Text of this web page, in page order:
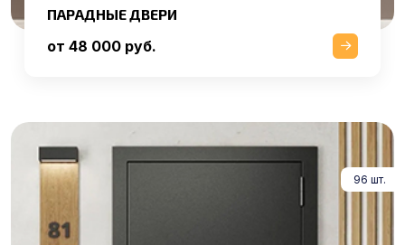
ПАРАДНЫЕ ДВЕРИ
от 48 000 руб.
96 шт.